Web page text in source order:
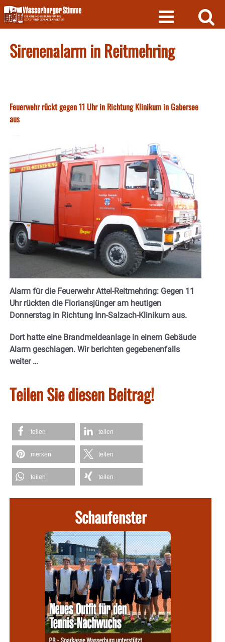
Skip
to
content
Sirenenalarm in Reitmehring
Feuerwehr rückt gegen 11 Uhr in Richtung Klinikum in Gabersee
aus
Alarm für die Feuerwehr Attel-Reitmehring: Gegen 11
Uhr rückten die Floriansjünger am heutigen
Donnerstag in Richtung Inn-Salzach-Klinikum aus.
Dort hatte eine Brandmeldeanlage in einem Gebäude
Alarm geschlagen. Wir berichten gegebenenfalls
weiter …
Teilen Sie diesen Beitrag!
teilen teilen
merken teilen
teilen teilen
Schaufenster